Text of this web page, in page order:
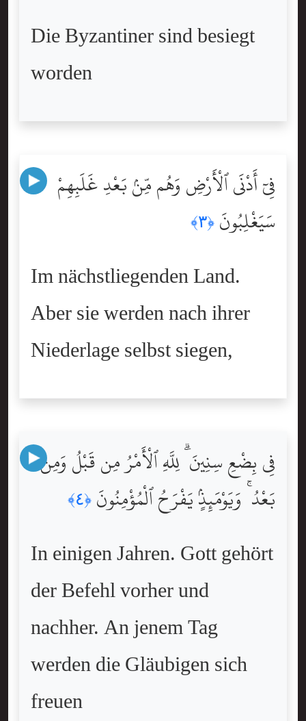
Die Byzantiner sind besiegt
worden
فِىٓ أَدْنَى ٱلْأَرْضِ وَهُم مِّنۢ بَعْدِ غَلَبِهِمْ
سَيَغْلِبُونَ ﴿٣﴾
Im nächstliegenden Land.
Aber sie werden nach ihrer
Niederlage selbst siegen,
فِى بِضْعِ سِنِينَ ۗ لِلَّهِ ٱلْأَمْرُ مِن قَبْلُ وَمِنۢ
بَعْدُ ۚ وَيَوْمَئِذٍۢ يَفْرَحُ ٱلْمُؤْمِنُونَ ﴿٤﴾
In einigen Jahren. Gott gehört
der Befehl vorher und
nachher. An jenem Tag
werden die Gläubigen sich
freuen